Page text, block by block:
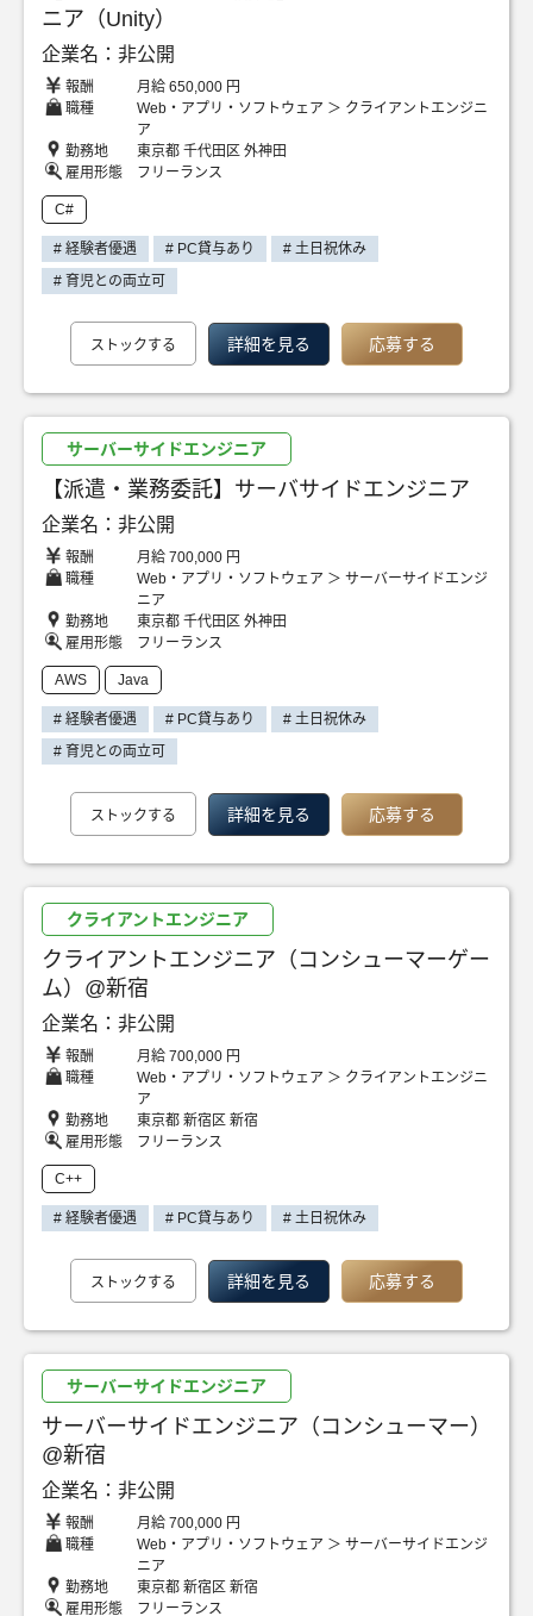
ニア（Unity）
企業名：非公開
報酬
月給 650,000 円
職種
Web・アプリ・ソフトウェア ＞ クライアントエンジニ
ア
勤務地
東京都 千代田区 外神田
雇用形態
フリーランス
C#
# 経験者優遇 # PC貸与あり
# 土日祝休み
# 育児との両立可
ストックする 詳細を見る 応募する
サーバーサイドエンジニア
【派遣・業務委託】サーバサイドエンジニア
企業名：非公開
報酬
月給 700,000 円
職種
Web・アプリ・ソフトウェア ＞ サーバーサイドエンジ
ニア
勤務地
東京都 千代田区 外神田
雇用形態
フリーランス
AWS Java
# 経験者優遇 # PC貸与あり
# 土日祝休み
# 育児との両立可
ストックする 詳細を見る 応募する
クライアントエンジニア
クライアントエンジニア（コンシューマーゲー
ム）@新宿
企業名：非公開
報酬
月給 700,000 円
職種
Web・アプリ・ソフトウェア ＞ クライアントエンジニ
ア
勤務地
東京都 新宿区 新宿
雇用形態
フリーランス
C++
# 経験者優遇 # PC貸与あり # 土日祝休み
ストックする 詳細を見る 応募する
サーバーサイドエンジニア
サーバーサイドエンジニア（コンシューマー）
@新宿
企業名：非公開
報酬
月給 700,000 円
職種
Web・アプリ・ソフトウェア ＞ サーバーサイドエンジ
ニア
勤務地
東京都 新宿区 新宿
雇用形態
フリーランス